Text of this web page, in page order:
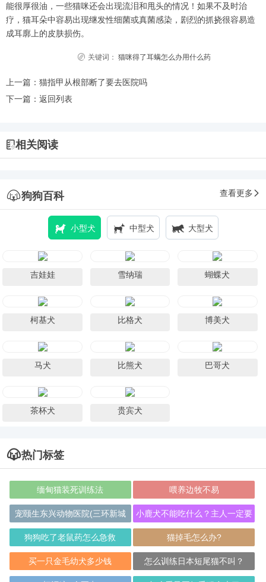
能很厚很油，一些猫咪还会出现流泪和甩头的情况！如果不及时治
疗，猫耳朵中容易出现继发性细菌或真菌感染，剧烈的抓挠很容易造
成耳廓上的皮肤损伤。
关键词： 猫咪得了耳螨怎么办用什么药
上一篇： 猫指甲从根部断了要去医院吗
下一篇： 返回列表
相关阅读
狗狗百科 查看更多
小型犬 中型犬 大型犬
吉娃娃 雪纳瑞 蝴蝶犬
柯基犬 比格犬 博美犬
马犬 比熊犬 巴哥犬
茶杯犬 贵宾犬
热门标签
缅甸猫装死训练法 喂养边牧不易
宠颐生东兴动物医院(三环新城
店)
小鹿犬不能吃什么？主人一定要
知道
狗狗吃了老鼠药怎么急救 猫掉毛怎么办?
买一只金毛幼犬多少钱 怎么训练日本短尾猫不叫？